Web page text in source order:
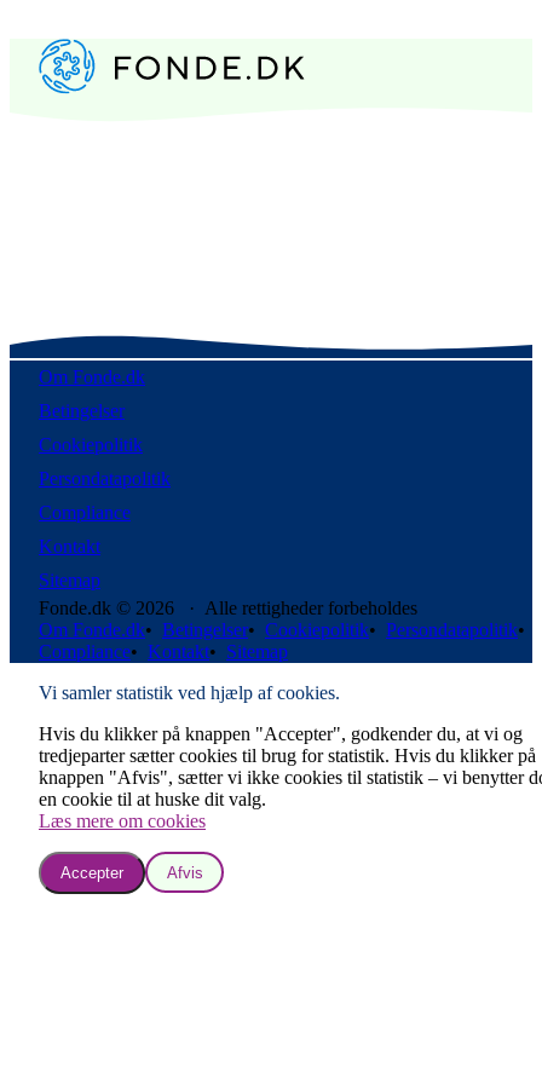
Om Fonde.dk
Betingelser
Cookiepolitik
Persondatapolitik
Compliance
Kontakt
Sitemap
Fonde.dk © 2026 · Alle rettigheder forbeholdes
Om Fonde.dk• Betingelser• Cookiepolitik• Persondatapolitik•
Compliance• Kontakt• Sitemap
Vi samler statistik ved hjælp af cookies.
Hvis du klikker på knappen "Accepter", godkender du, at vi og
tredjeparter sætter cookies til brug for statistik. Hvis du klikker på
knappen "Afvis", sætter vi ikke cookies til statistik – vi benytter
en cookie til at huske dit valg.
Læs mere om cookies
Accepter Afvis